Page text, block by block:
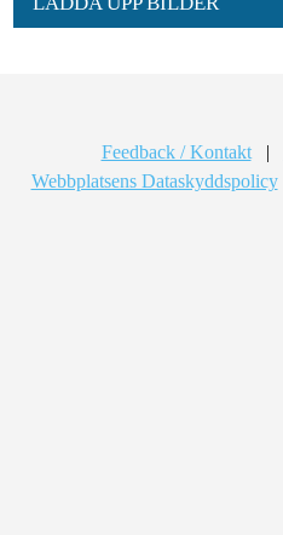
Feedback / Kontakt |
Webbplatsens Dataskyddspolicy